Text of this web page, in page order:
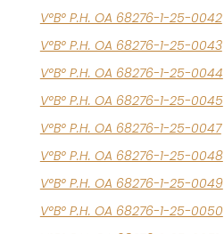
V°B° P.H. OA 68276-1-25-0042
V°B° P.H. OA 68276-1-25-0043
V°B° P.H. OA 68276-1-25-0044
V°B° P.H. OA 68276-1-25-0045
V°B° P.H. OA 68276-1-25-0047
V°B° P.H. OA 68276-1-25-0048
V°B° P.H. OA 68276-1-25-0049
V°B° P.H. OA 68276-1-25-0050